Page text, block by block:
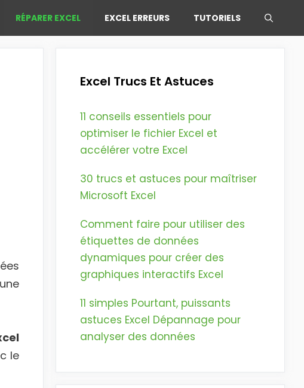
RÉPARER EXCEL EXCEL ERREURS TUTORIELS
le
Excel Trucs Et Astuces
11 conseils essentiels pour
optimiser le fichier Excel et
accélérer votre Excel
30 trucs et astuces pour maîtriser
Microsoft Excel
Comment faire pour utiliser des
étiquettes de données
dynamiques pour créer des
graphiques interactifs Excel
11 simples Pourtant, puissants
astuces Excel Dépannage pour
analyser des données